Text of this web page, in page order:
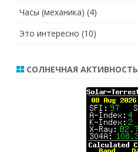
Часы (механика) (4)
Это интересно (10)
СОЛНЕЧНАЯ АКТИВНОСТЬ